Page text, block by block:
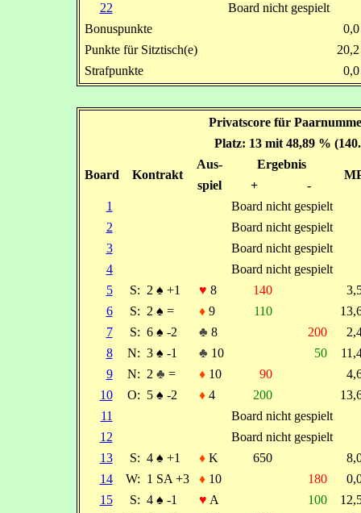
22
Board nicht gespielt
Bonuspunkte
Punkte für Sitztisch(e)
Strafpunkte
Privatscore für
Platz: 13 mit 48,89 %
Board Kontrakt
Aus- Ergebnis
spiel +
-
1
Board nicht gespielt
2
Board nicht gespielt
3
Board nicht gespielt
4
Board nicht gespielt
5
S: 2 ♠ +1 ♥ 8 140
6
S: 2 ♠ = ♦9 110
7
S: 6 ♠ -2 ♣ 8 200
8
N: 3 ♠ -1 ♣ 10 50
9
N: 2 ♣ = ♦10 90
10
O: 5 ♠ -2 ♦4 200
11
Board nicht gespielt
12
Board nicht gespielt
13
S: 4 ♠ +1 ♦K 650
14
W: 1 SA +3 ♦10 180
15
S: 4 ♠ -1 ♥ A 100